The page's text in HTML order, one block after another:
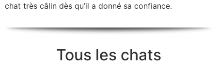
chat très câlin dès qu’il a donné sa confiance.
Tous les chats